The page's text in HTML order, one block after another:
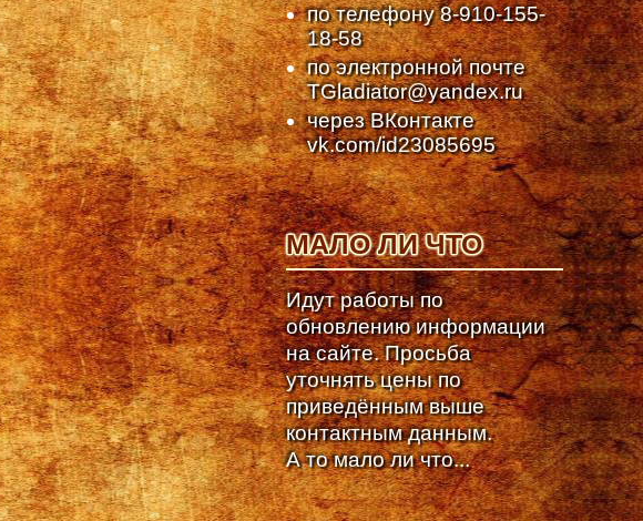
по телефону8-910-155-
18-58
по электронной почте
TGladiator@yandex.ru
через ВКонтакте
vk.com/id23085695
МАЛО ЛИ ЧТО
Идут работы по
обновлению информации
на сайте. Просьба
уточнять цены по
приведённым выше
контактным данным.
А то мало ли что...